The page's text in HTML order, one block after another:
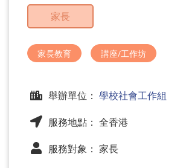
家長
家長教育 講座/工作坊
舉辦單位： 學校社會工作組
服務地點： 全香港
服務對象： 家長